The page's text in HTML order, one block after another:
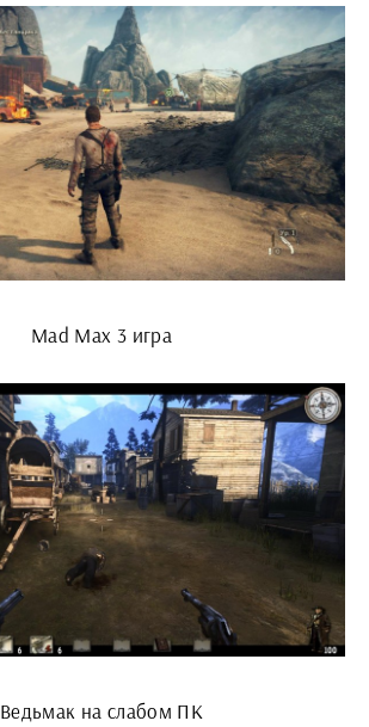
Mad Max 3 игра
Ведьмак на слабом ПК